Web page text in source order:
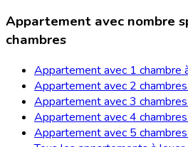
Appartement avec nombre
chambres
Appartement avec 1 chambre
Appartement avec 2
Appartement avec 3
Appartement avec 4
Appartement avec 5